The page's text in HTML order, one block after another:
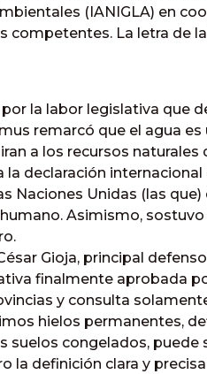
(IANIGLA) en
competentes. La letra de
la labor legislativa que
remarcó que el agua
a los recursos
la declaración
Naciones Unidas (las
Asimismo, sostuvo
Gioja, principal
finalmente aprobada
y consulta
hielos permanentes,
suelos congelados, puede
la definición clara y